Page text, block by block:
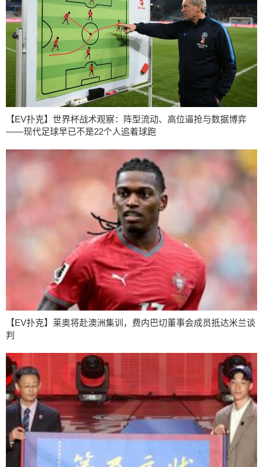
【EV扑克】世界杯战术观察：阵型流动、高位逼抢与数据博弈
——现代足球早已不是22个人追着球跑
【EV扑克】莱奥将赴澳洲集训，费内巴切董事会成员抵达米兰谈
判